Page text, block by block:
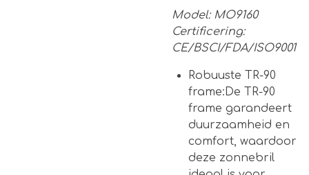
Model: MO9160
Certificering:
CE/BSCI/FDA/ISO9001
Robuuste TR-90
frame:De TR-90
frame garandeert
duurzaamheid en
comfort, waardoor
deze zonnebril